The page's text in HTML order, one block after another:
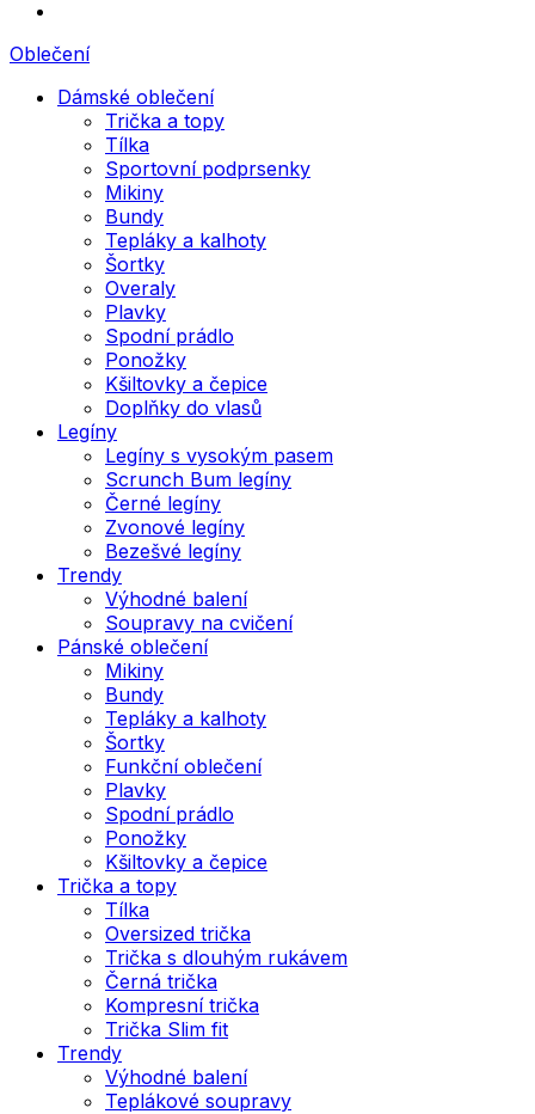
Oblečení
Dámské oblečení
Trička a topy
Tílka
Sportovní podprsenky
Mikiny
Bundy
Tepláky a kalhoty
Šortky
Overaly
Plavky
Spodní prádlo
Ponožky
Kšiltovky a čepice
Doplňky do vlasů
Legíny
Legíny s vysokým pasem
Scrunch Bum legíny
Černé legíny
Zvonové legíny
Bezešvé legíny
Trendy
Výhodné balení
Soupravy na cvičení
Pánské oblečení
Mikiny
Bundy
Tepláky a kalhoty
Šortky
Funkční oblečení
Plavky
Spodní prádlo
Ponožky
Kšiltovky a čepice
Trička a topy
Tílka
Oversized trička
Trička s dlouhým rukávem
Černá trička
Kompresní trička
Trička Slim fit
Trendy
Výhodné balení
Teplákové soupravy